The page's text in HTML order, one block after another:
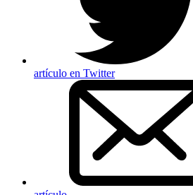
artículo en Twitter